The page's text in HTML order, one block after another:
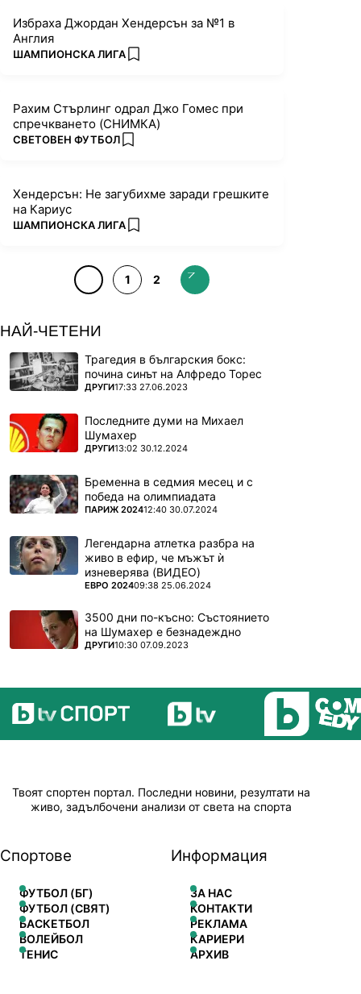
Избраха Джордан Хендерсън за №1 в
Англия
ПОВЕЧЕ ОТ
ШАМПИОНСКА ЛИГА add favorites
Рахим Стърлинг одрал Джо Гомес при
спречкването (СНИМКА)
ПОВЕЧЕ ОТ
СВЕТОВЕН ФУТБОЛ add favorites
Хендерсън: Не загубихме заради грешките
на Кариус
ПОВЕЧЕ ОТ
ШАМПИОНСКА ЛИГА add favorites
1 2
НАЙ-ЧЕТЕНИ
Трагедия в българския бокс:
почина синът на Алфредо Торес
ПОВЕЧЕ ОТ
ДРУГИ17:33 27.06.2023
Последните думи на Михаел
Шумахер
ПОВЕЧЕ ОТ
ДРУГИ13:02 30.12.2024
Бременна в седмия месец и с
победа на олимпиадата
ПОВЕЧЕ ОТ
ПАРИЖ 202412:40 30.07.2024
Легендарна атлетка разбра на
живо в ефир, че мъжът ѝ
изневерява (ВИДЕО)
ПОВЕЧЕ ОТ
ЕВРО 202409:38 25.06.2024
3500 дни по-късно: Състоянието
на Шумахер е безнадеждно
ПОВЕЧЕ ОТ
ДРУГИ10:30 07.09.2023
Твоят спортен портал. Последни новини, резултати на
живо, задълбочени анализи от света на спорта
Спортове
ФУТБОЛ (БГ)
ФУТБОЛ (СВЯТ)
БАСКЕТБОЛ
ВОЛЕЙБОЛ
ТЕНИС
Информация
ЗА НАС
КОНТАКТИ
РЕКЛАМА
КАРИЕРИ
АРХИВ